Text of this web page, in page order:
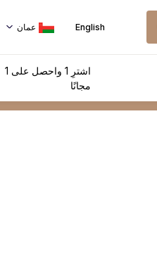
English عمان
اشترِ 1 واحصل على 1
مجانًا